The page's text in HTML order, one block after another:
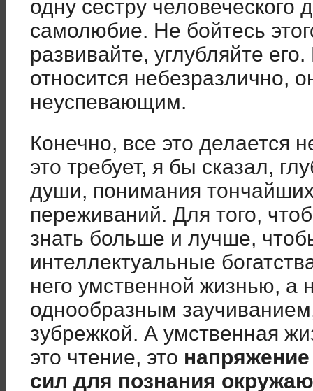
одну сестру человеческого
самолюбие. Не бойтесь
развивайте, углубляйте
относится небезразлично,
неуспевающим.
Конечно, все это делается
это требует, я бы сказал,
души, понимания
переживаний. Для того,
знать больше и лучше,
интеллектуальные
него умственной жизнью, а
однообразным
зубрежкой. А умственная
это чтение, это
сил для познания